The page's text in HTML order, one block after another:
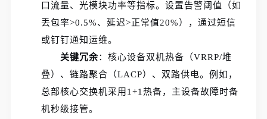
口流量、光模块功率等指标。设置告警阈值（如
丢包率>0.5%、延迟>正常值20%），通过短信
或钉钉通知运维。
关键冗余：核心设备双机热备（VRRP/堆
叠）、链路聚合（LACP）、双路供电。例如，
总部核心交换机采用1+1热备，主设备故障时备
机秒级接管。